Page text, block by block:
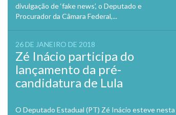
divulgação de ‘fake news’, o Deputado e
Procurador da Câmara Federal,...
26 DE JANEIRO DE 2018
Zé Inácio participa do
lançamento da pré-
candidatura de Lula
O Deputado Estadual (PT) Zé Inácio esteve nesta